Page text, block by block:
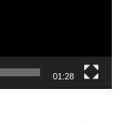
01:28